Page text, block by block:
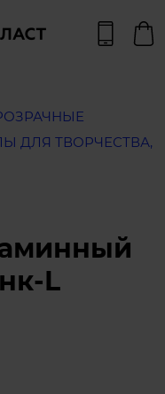
ДЛЯ ТВОРЧЕСТВА,
L